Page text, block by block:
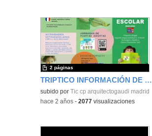
TRIPTICO INFORMACIÓN DE LAS FAMILIAS
subido por Tic cp arquitectogaudi madrid
2 páginas
-hace 2 años -2077 visualizaciones